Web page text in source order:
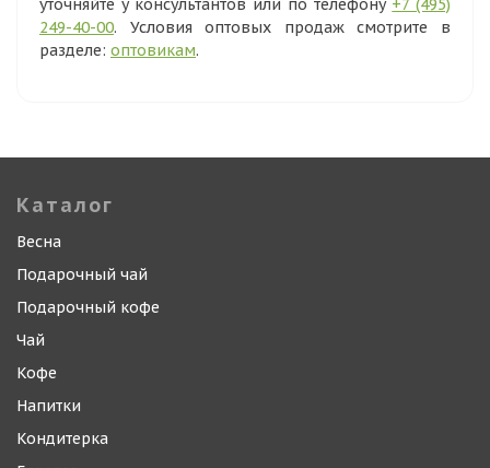
уточняйте у консультантов или по телефону +7 (495)
249-40-00. Условия оптовых продаж смотрите в
разделе: оптовикам.
Каталог
Весна
Подарочный чай
Подарочный кофе
Чай
Кофе
Напитки
Кондитерка